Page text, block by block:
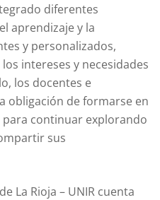
diferentes
aprendizaje y la
y personalizados,
intereses y necesidades
los docentes e
obligación de formarse en
continuar explorando
sus
La Rioja – UNIR cuenta